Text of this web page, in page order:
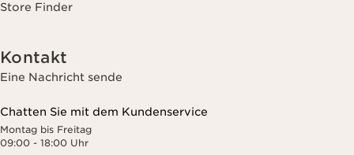
Store Finder
Kontakt
Eine Nachricht sende
Chatten Sie mit dem Kundenservice
Montag bis Freitag
09:00 - 18:00 Uhr